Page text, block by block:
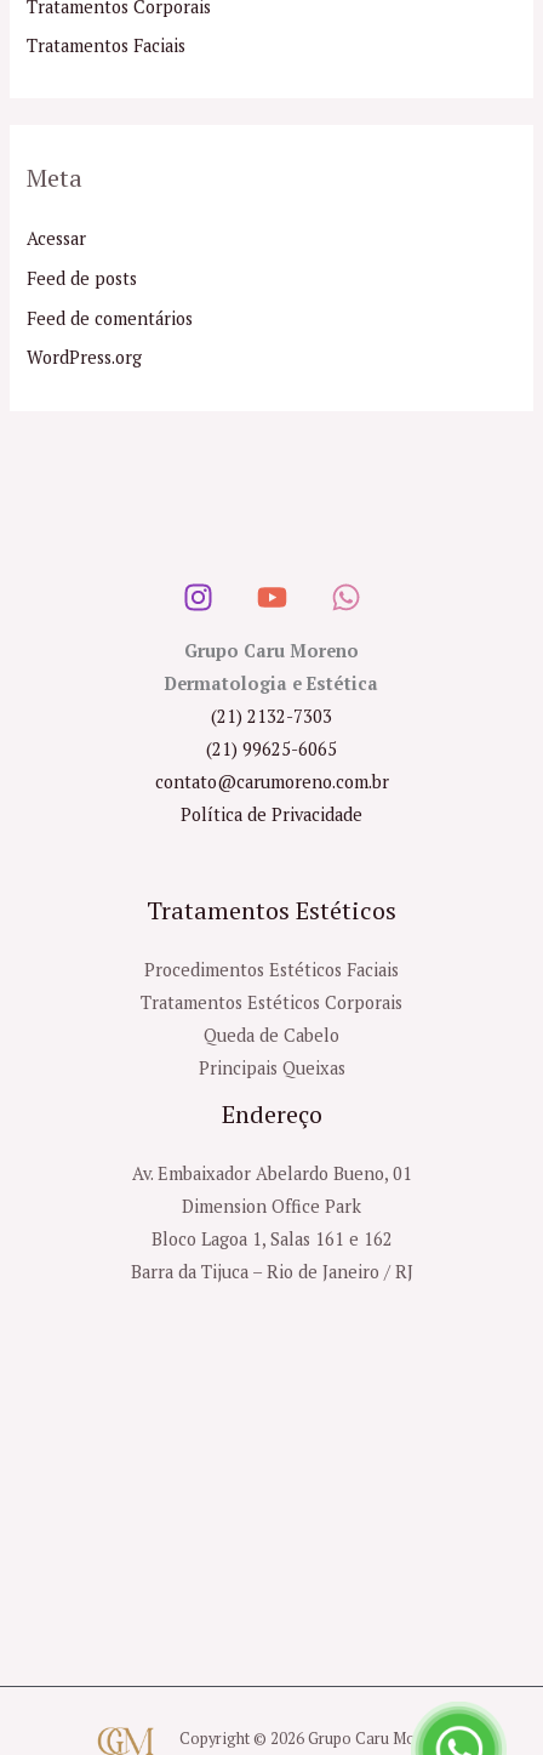
Tratamentos Corporais
Tratamentos Faciais
Meta
Acessar
Feed de posts
Feed de comentários
WordPress.org
Grupo Caru Moreno
Dermatologia e Estética
(21) 2132-7303
(21) 99625-6065
contato@carumoreno.com.br
Política de Privacidade
Tratamentos Estéticos
Procedimentos Estéticos Faciais
Tratamentos Estéticos Corporais
Queda de Cabelo
Principais Queixas
Endereço
Av. Embaixador Abelardo Bueno, 01
Dimension Office Park
Bloco Lagoa 1, Salas 161 e 162
Barra da Tijuca – Rio de Janeiro / RJ
Copyright © 2026 Grupo Caru Moreno